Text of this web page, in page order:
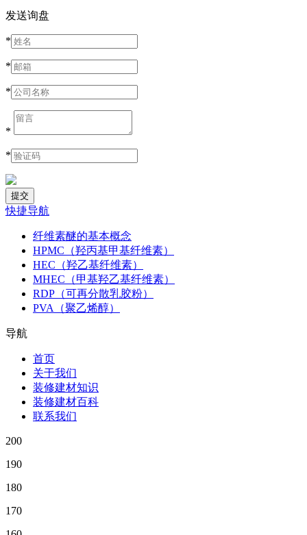
发送询盘
*
*
*
*
*
快捷导航
纤维素醚的基本概念
HPMC（羟丙基甲基纤维素）
HEC（羟乙基纤维素）
MHEC（甲基羟乙基纤维素）
RDP（可再分散乳胶粉）
PVA（聚乙烯醇）
导航
首页
关于我们
装修建材知识
装修建材百科
联系我们
200
190
180
170